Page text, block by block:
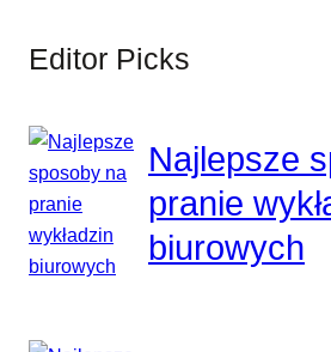
Editor Picks
Najlepsze
pranie
biurowych